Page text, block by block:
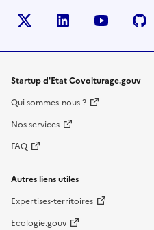
Twitter
- nouvelle fenêtre
LinkedIn
- nouvelle fenêtre
YouTube
- nouvelle
-
Startup d'Etat Covoiturage.gouv
Qui sommes-nous ?
Nos services
FAQ
Autres liens utiles
Expertises-territoires
Ecologie.gouv